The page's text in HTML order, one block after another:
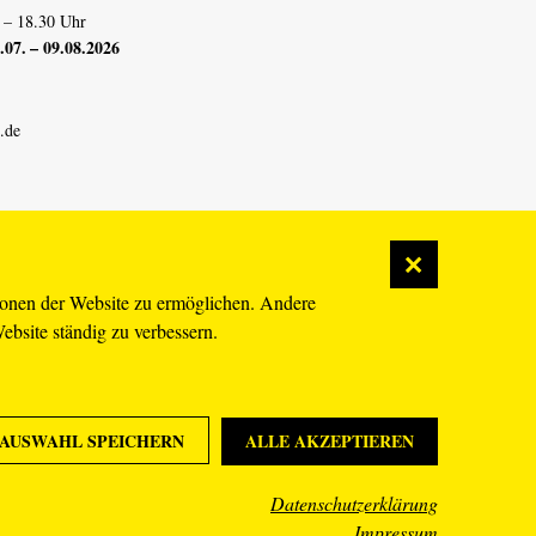
der Website zu ermöglichen. Andere
ständig zu verbessern.
AUSWAHL SPEICHERN ALLE AKZEPTIEREN
Datenschutzerklärung
18.30 Uhr
– 09.08.2026